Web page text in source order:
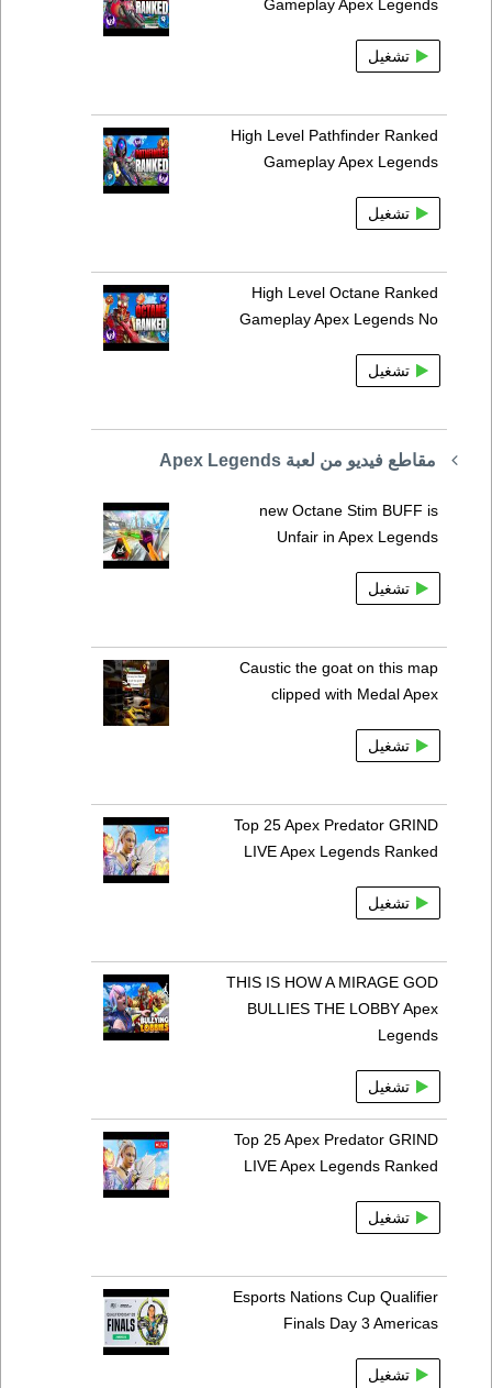
Gameplay Apex Legends
تشغيل
High Level Pathfinder Ranked
Gameplay Apex Legends
تشغيل
High Level Octane Ranked
Gameplay Apex Legends No
تشغيل
مقاطع فيديو من لعبة Apex Legends
new Octane Stim BUFF is
Unfair in Apex Legends
تشغيل
Caustic the goat on this map
clipped with Medal Apex
تشغيل
Top 25 Apex Predator GRIND
LIVE Apex Legends Ranked
تشغيل
THIS IS HOW A MIRAGE GOD
BULLIES THE LOBBY Apex
Legends
تشغيل
Top 25 Apex Predator GRIND
LIVE Apex Legends Ranked
تشغيل
Esports Nations Cup Qualifier
Finals Day 3 Americas
تشغيل